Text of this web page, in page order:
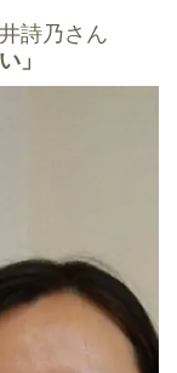
詩乃さん
」